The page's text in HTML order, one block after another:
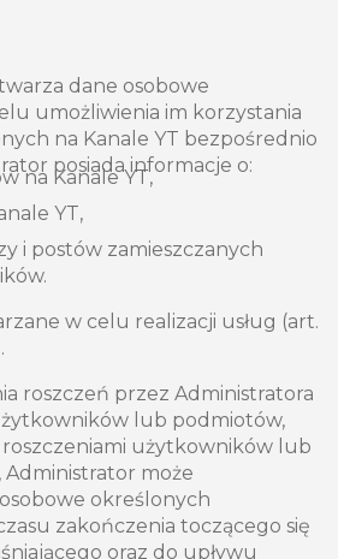
dane osobowe
umożliwienia im korzystania
na Kanale YT bezpośrednio
posiada informacje o:
na Kanale YT,
YT,
i postów zamieszczanych
w celu realizacji usług (art.
roszczeń przez Administratora
lub podmiotów,
użytkowników lub
może
określonych
zakończenia toczącego się
oraz do upływu